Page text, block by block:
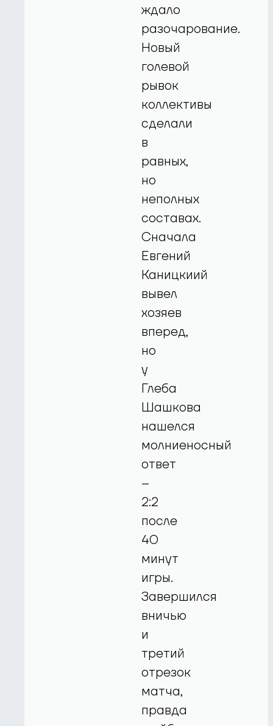
ждало
разочарование.
Новый
голевой
рывок
коллективы
сделали
в
равных,
но
неполных
составах.
Сначала
Евгений
Каницкиий
вывел
хозяев
вперед,
но
у
Глеба
Шашкова
нашелся
молниеносный
ответ
–
2:2
после
40
минут
игры.
Завершился
вничью
и
третий
отрезок
матча,
правда